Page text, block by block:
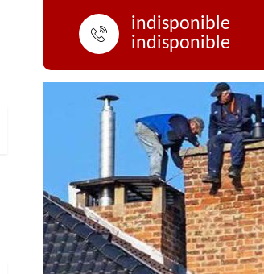
indisponible
indisponible